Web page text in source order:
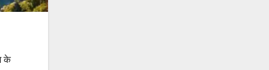
के